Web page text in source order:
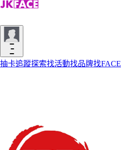
抽卡追蹤探索找活動找品牌找FACE